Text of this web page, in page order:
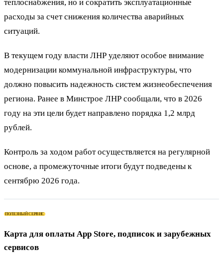
теплоснабжения, но и сократить эксплуатационные
расходы за счет снижения количества аварийных
ситуаций.
В текущем году власти ЛНР уделяют особое внимание
модернизации коммунальной инфраструктуры, что
должно повысить надежность систем жизнеобеспечения
региона. Ранее в Минстрое ЛНР сообщали, что в 2026
году на эти цели будет направлено порядка 1,2 млрд
рублей.
Контроль за ходом работ осуществляется на регулярной
основе, а промежуточные итоги будут подведены к
сентябрю 2026 года.
ПОЛЕЗНЫЙ СЕРВИС
Карта для оплаты App Store, подписок и зарубежных
сервисов